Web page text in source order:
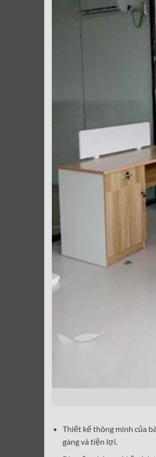
Thiết kế thông minh của
gàng và tiện lợi.